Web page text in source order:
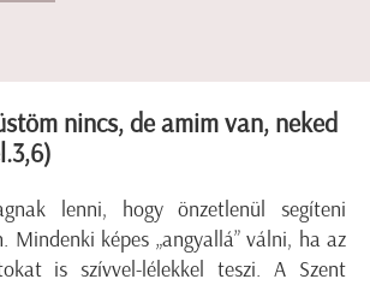
nincs, de amim van, neked
lenni, hogy önzetlenül segíteni
Mindenki képes „angyallá” válni, ha az
is szívvel-lélekkel teszi. A Szent